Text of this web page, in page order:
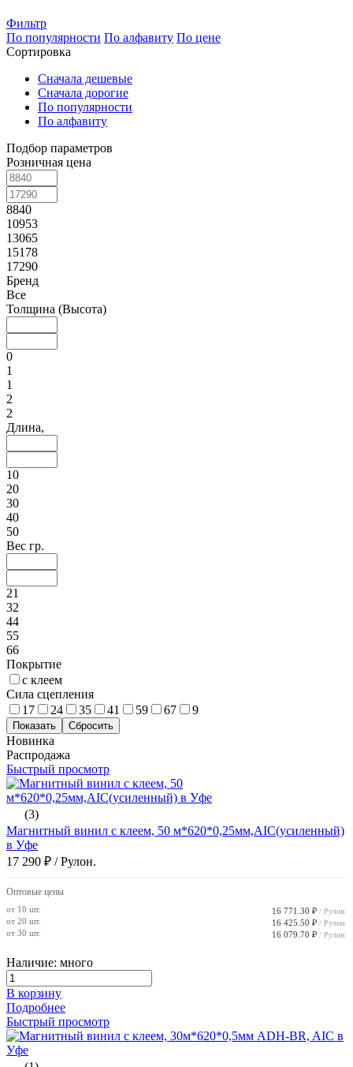
Фильтр
По популярности По алфавиту По цене
Сортировка
Сначала дешевые
Сначала дорогие
По популярности
По алфавиту
Подбор параметров
Розничная цена
8840
10953
13065
15178
17290
Бренд
Все
Толщина (Высота)
0
1
1
2
2
Длина,
10
20
30
40
50
Вес гр.
21
32
44
55
66
Покрытие
с клеем
Сила сцепления
17
24 35 41 59 67 9
Новинка
Распродажа
Быстрый просмотр
(3)
Магнитный винил с клеем, 50 м*620*0,25мм,AIC(усиленный)
в Уфе
17 290 ₽ / Рулон.
Оптовые цены
от 10 шт. 16 771.30 ₽ / Рулон.
от 20 шт. 16 425.50 ₽ / Рулон.
от 30 шт. 16 079.70 ₽ / Рулон.
Наличие: много
В корзину
Подробнее
Быстрый просмотр